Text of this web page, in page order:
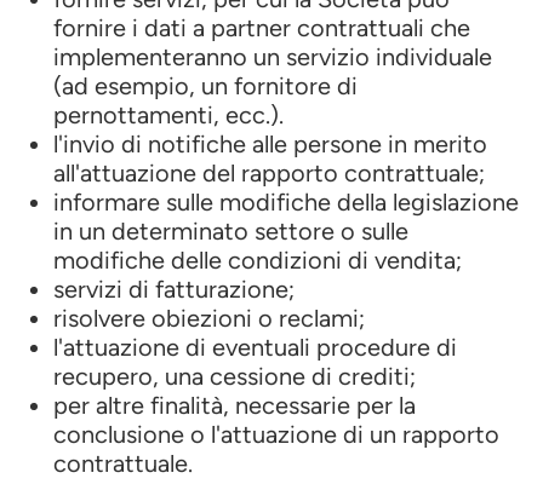
fornire i dati a partner contrattuali che
implementeranno un servizio individuale
(ad esempio, un fornitore di
pernottamenti, ecc.).
l'invio di notifiche alle persone in merito
all'attuazione del rapporto contrattuale;
informare sulle modifiche della legislazione
in un determinato settore o sulle
modifiche delle condizioni di vendita;
servizi di fatturazione;
risolvere obiezioni o reclami;
l'attuazione di eventuali procedure di
recupero, una cessione di crediti;
per altre finalità, necessarie per la
conclusione o l'attuazione di un rapporto
contrattuale.